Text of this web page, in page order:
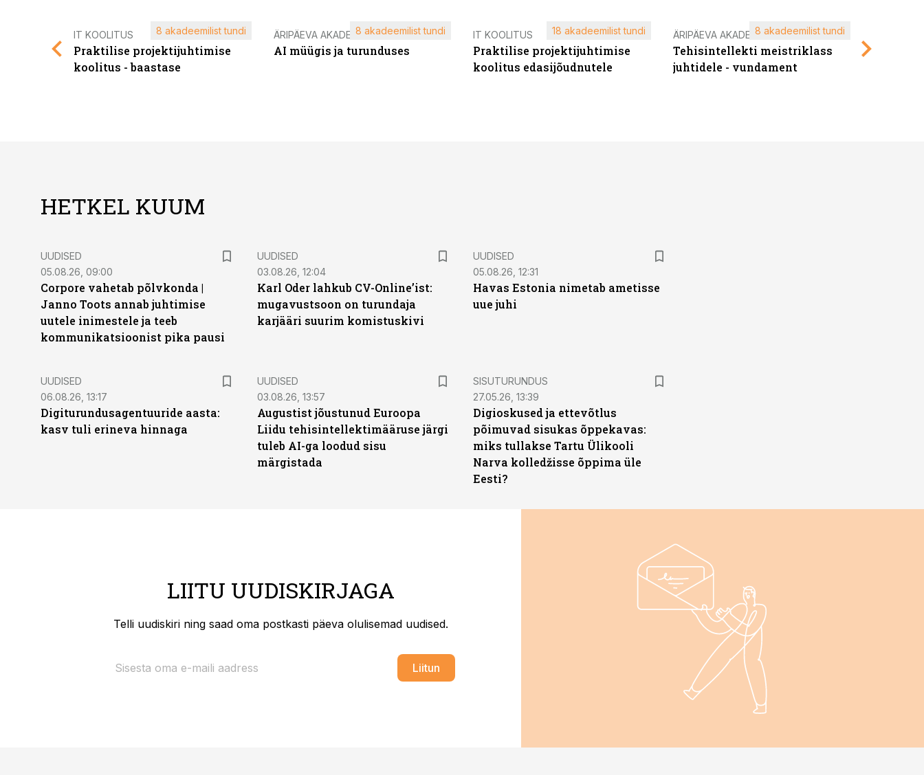
IT KOOLITUS
Praktilise projektijuhtimise
koolitus - baastase
8 akadeemilist tundi ÄRIPÄEVA AKADEEMIA
AI müügis ja turunduses
8 akadeemilist tundi IT KOOLITUS
Praktilise projektijuhtimise
koolitus edasijõudnutele
18 akadeemilist tundi ÄRIPÄEVA AKADEEMIA
Tehisintellekti meistriklass
juhtidele - vundament
8 akadeemilist tundi
HETKEL KUUM
UUDISED
05.08.26, 09:00
Corpore vahetab põlvkonda |
Janno Toots annab juhtimise
uutele inimestele ja teeb
kommunikatsioonist pika pausi
UUDISED
03.08.26, 12:04
Karl Oder lahkub CV-Online’ist:
mugavustsoon on turundaja
karjääri suurim komistuskivi
UUDISED
05.08.26, 12:31
Havas Estonia nimetab ametisse
uue juhi
UUDISED
06.08.26, 13:17
Digiturundusagentuuride aasta:
kasv tuli erineva hinnaga
UUDISED
03.08.26, 13:57
Augustist jõustunud Euroopa
Liidu tehisintellektimääruse järgi
tuleb AI-ga loodud sisu
märgistada
ST
SISUTURUNDUS
27.05.26, 13:39
Digioskused ja ettevõtlus
põimuvad sisukas õppekavas:
miks tullakse Tartu Ülikooli
Narva kolledžisse õppima üle
Eesti?
LIITU UUDISKIRJAGA
Telli uudiskiri ning saad oma postkasti päeva olulisemad uudised.
Liitun